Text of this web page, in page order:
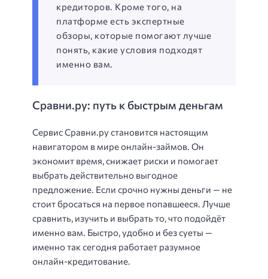
кредиторов. Кроме того, на
платформе есть экспертные
обзоры, которые помогают лучше
понять, какие условия подходят
именно вам.
Сравни.ру: путь к быстрым деньгам
Сервис Сравни.ру становится настоящим
навигатором в мире онлайн-займов. Он
экономит время, снижает риски и помогает
выбрать действительно выгодное
предложение. Если срочно нужны деньги — не
стоит бросаться на первое попавшееся. Лучше
сравнить, изучить и выбрать то, что подойдёт
именно вам. Быстро, удобно и без суеты —
именно так сегодня работает разумное
онлайн-кредитование.